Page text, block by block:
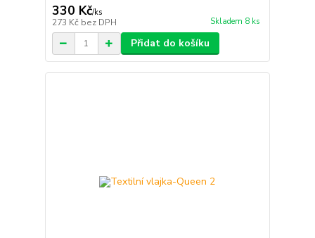
330 Kč/ks
273 Kč bez DPH Skladem 8 ks
Přidat do košíku